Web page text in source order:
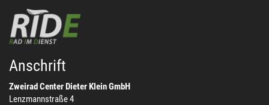
Anschrift
Zweirad Center Dieter Klein GmbH
Lenzmannstraße 4